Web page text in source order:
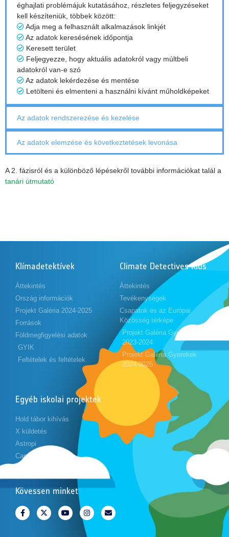
éghajlati problémájuk kutatásához, részletes feljegyzéseket
kell készíteniük, többek között:
Adja meg a felhasznált alkalmazások linkjét
Az adatok keresésének időpontja
Keresett terület
Feljegyezze, hogy aktuális adatokról vagy múltbeli
adatokról van-e szó
Az adatok lekérdezése és mentése
Letölteni és elmenteni a használni kívánt műholdképeket
Az adatok rendszerezése és kezelése
Az adatok elemzése és következtetések levonása
A 2. fázisról és a különböző lépésekről további információkat talál a
tanári útmutató
Klímadetektívek
Áttekintés
Ország információk
Projekt Galéria 2024-2025
Források
Földmegfigyelési adatok
GYIK
Feltételek és feltételek
Climate Detectives Kids
Áttekintés
Tevékenységek
Csapatok és az Európai
Közösség térképe
Projekt Galéria Gyerekek
2023-2024
Projekt Galéria Gyerekek
2024-2025
Egyéb iskolai projektek
Hold tábor kihívás
X küldetés
Astropi
Cansat
Kövessen minket